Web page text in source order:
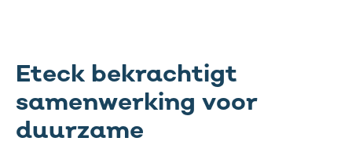
Eteck bekrachtigt
samenwerking voor
duurzame